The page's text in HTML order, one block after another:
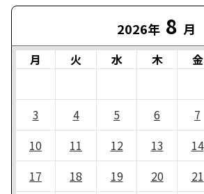
2026年 8 月
月 火 水 木 金
3
4 5 6 7
10
11 12 13 14
17
18 19 20 21